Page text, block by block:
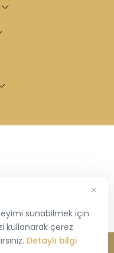
saklıdır.
sunabilmek için
kullanarak çerez
Detaylı bilgi
×